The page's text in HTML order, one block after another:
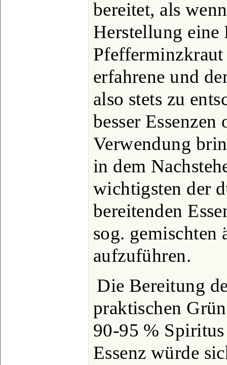
bereitet, als
Herstellung eine
erfahrene und
also stets zu
besser
Verwendung
in dem
wichtigsten der
bereitenden
sog. gemischten
aufzuführen.
Die Bereitung
praktischen
90-95 % Spiritus
Essenz würde